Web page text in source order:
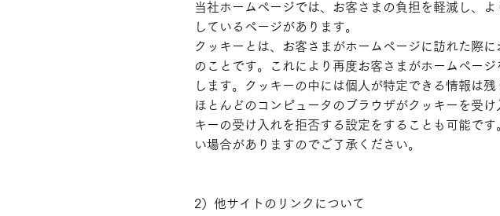
当社ホームページでは、お客さまの負担を軽減し、
しているページがあります。
クッキーとは、お客さまがホームページに訪れた際
のことです。これにより再度お客さまがホームペー
します。クッキーの中には個人が特定できる情報は残
ほとんどのコンピュータのブラウザがクッキーを受
キーの受け入れを拒否する設定をすることも可能で
い場合がありますのでご了承ください。
2）他サイトのリンクについて